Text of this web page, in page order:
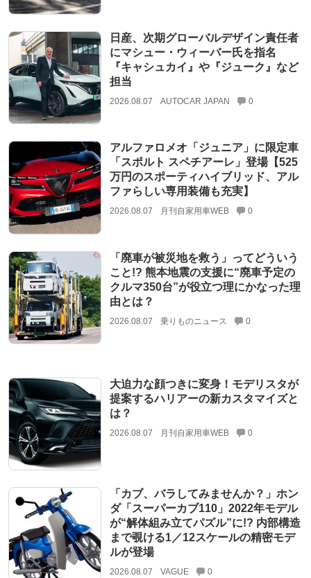
日産、次期グローバルデザイン責任者
にマシュー・ウィーバー氏を指名
『キャシュカイ』や『ジューク』など
担当
2026.08.07 AUTOCAR JAPAN 0
アルファロメオ「ジュニア」に限定車
「スポルト スペチアーレ」登場【525
万円のスポーティハイブリッド、アル
ファらしい専用装備も充実】
2026.08.07 月刊自家用車WEB 0
「廃車が被災地を救う」ってどういう
こと!? 熊本地震の支援に“廃車予定の
クルマ350台”が役立つ理にかなった理
由とは？
2026.08.07 乗りものニュース 0
大迫力な顔つきに変身！モデリスタが
提案するハリアーの新カスタマイズと
は？
2026.08.07 月刊自家用車WEB 0
「カブ、バラしてみませんか？」ホン
ダ「スーパーカブ110」2022年モデル
が“解体組み立てパズル”に!? 内部構造
まで覗ける1／12スケールの精密モデ
ルが登場
2026.08.07 VAGUE 0